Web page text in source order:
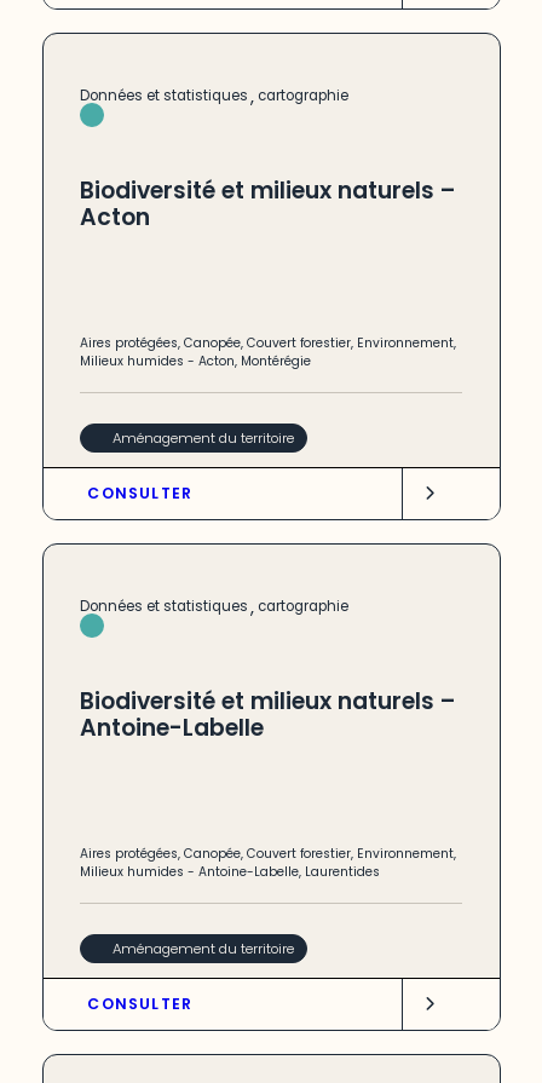
Données et statistiques, cartographie
Biodiversité et milieux naturels –
Acton
Aires protégées,Canopée,Couvert forestier, Environnement,
Milieux humides -Acton, Montérégie
Aménagement du territoire
CONSULTER
Données et statistiques, cartographie
Biodiversité et milieux naturels –
Antoine-Labelle
Aires protégées,Canopée,Couvert forestier, Environnement,
Milieux humides -Antoine-Labelle, Laurentides
Aménagement du territoire
CONSULTER